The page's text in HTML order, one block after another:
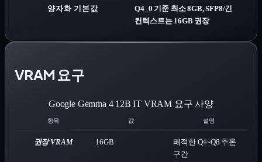
양자화 기본값
Q4_0 기준 최소 8GB, SFP8/긴
컨텍스트는 16GB 권장
VRAM 요구
Google Gemma 4 12B IT VRAM 요구 사양
항목 값 설명
권장 VRAM 16GB
쾌적한 Q4~Q8 추론
구간